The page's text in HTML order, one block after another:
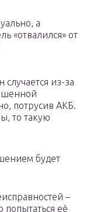
а
«отвалился» от
из-за
потрусив АКБ.
то такую
будет
–
попытаться её